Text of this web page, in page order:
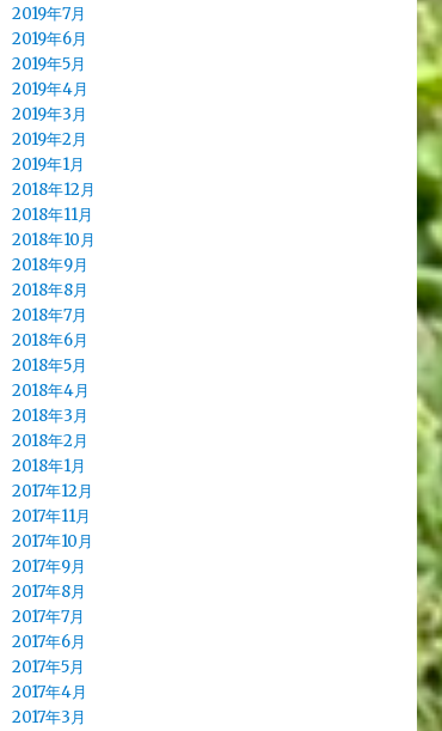
2019年7月
2019年6月
2019年5月
2019年4月
2019年3月
2019年2月
2019年1月
2018年12月
2018年11月
2018年10月
2018年9月
2018年8月
2018年7月
2018年6月
2018年5月
2018年4月
2018年3月
2018年2月
2018年1月
2017年12月
2017年11月
2017年10月
2017年9月
2017年8月
2017年7月
2017年6月
2017年5月
2017年4月
2017年3月